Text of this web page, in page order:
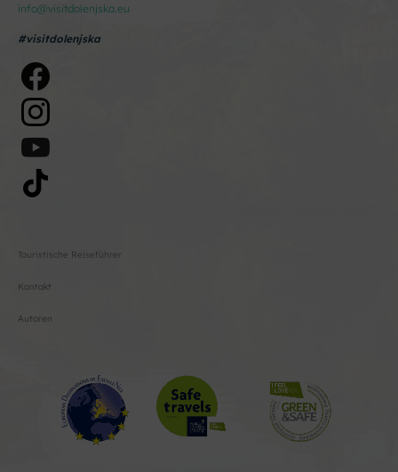
info@visitdolenjska.eu
#visitdolenjska
Touristische Reiseführer
Kontakt
Autoren